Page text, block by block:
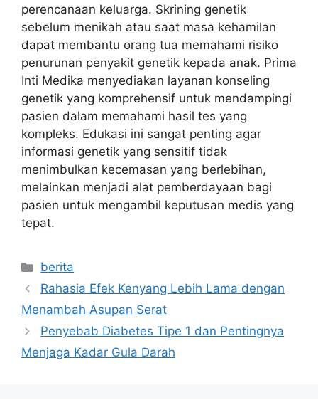
perencanaan keluarga. Skrining genetik
sebelum menikah atau saat masa kehamilan
dapat membantu orang tua memahami risiko
penurunan penyakit genetik kepada anak. Prima
Inti Medika menyediakan layanan konseling
genetik yang komprehensif untuk mendampingi
pasien dalam memahami hasil tes yang
kompleks. Edukasi ini sangat penting agar
informasi genetik yang sensitif tidak
menimbulkan kecemasan yang berlebihan,
melainkan menjadi alat pemberdayaan bagi
pasien untuk mengambil keputusan medis yang
tepat.
Kategori
berita
Rahasia Efek Kenyang Lebih Lama dengan
Menambah Asupan Serat
Penyebab Diabetes Tipe 1 dan Pentingnya
Menjaga Kadar Gula Darah